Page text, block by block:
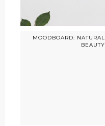
MOODBOARD: NATURAL
BEAUTY